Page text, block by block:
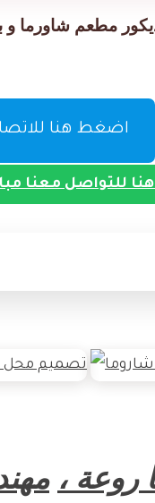
مطعم شاورما
اضغط هنا
للتواصل معنا
روعة ،